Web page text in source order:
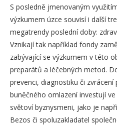
S posledně jmenovaným
výzkumem úzce souvisí i další
megatrendy poslední doby:
Vznikají tak například fondy
zabývající se výzkumem v této
preparátů a léčebných metod.
prevenci, diagnostiku či
buněčného omlazení investují
světoví byznysmeni, jako je
Bezos či spoluzakladatel